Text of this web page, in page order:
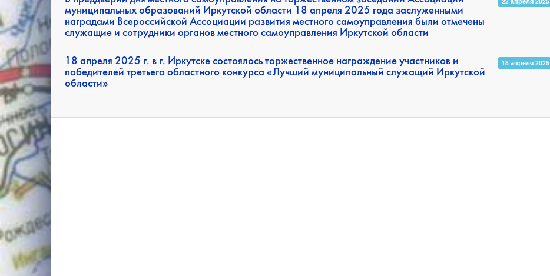
муниципальных образований Иркутской области 18 апреля 2025 года заслуженными
наградами Всероссийской Ассоциации развития местного самоуправления были отмечены
служащие и сотрудники органов местного самоуправления Иркутской области
18 апреля 2025 г. в г. Иркутске состоялось торжественное награждение участников и
победителей третьего областного конкурса «Лучший муниципальный служащий Иркутской
области»
18 апреля 2025